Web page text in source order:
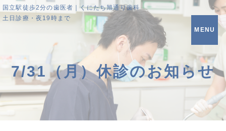
国立駅徒歩2分の歯医者｜くにたち旭通り歯科
土日診療・夜19時まで
MENU
7/31（月）休診のお知らせ